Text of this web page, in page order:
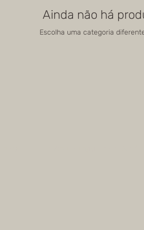
Ainda não há
Escolha uma categoria